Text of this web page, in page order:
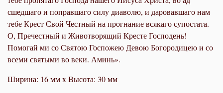
сшедшаго и поправшаго силу диаволю, и даровавшаго нам
тебе Крест Свой Честный на прогнание всякаго супостата.
О, Пречестный и Животворящий Кресте Господень!
Помогай ми со Святою Госпожею Девою Богородицею и со
всеми святыми во веки. Аминь».
Ширина: 16 мм x Высота: 30 мм